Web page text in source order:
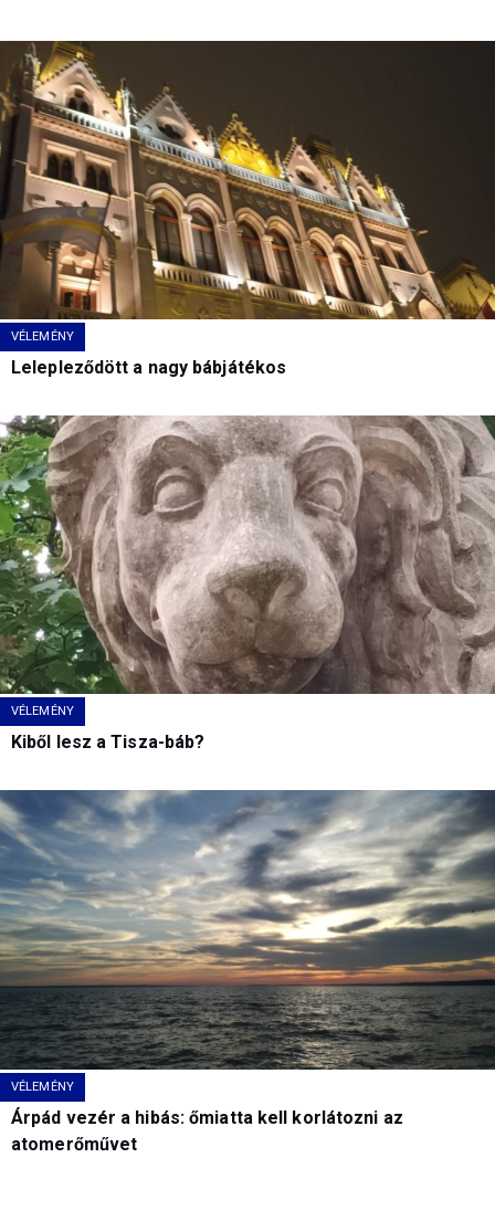
VÉLEMÉNY
Lelepleződött a nagy bábjátékos
VÉLEMÉNY
Kiből lesz a Tisza-báb?
VÉLEMÉNY
Árpád vezér a hibás: őmiatta kell korlátozni az
atomerőművet